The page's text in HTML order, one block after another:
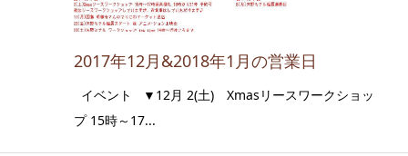
2017年12月&2018年1月の営業日
イベント ▼12月 2(土) Xmasリースワークショッ
プ 15時～17...